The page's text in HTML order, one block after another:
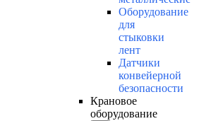
Оборудование
для
стыковки
лент
Датчики
конвейерной
безопасности
Крановое
оборудование